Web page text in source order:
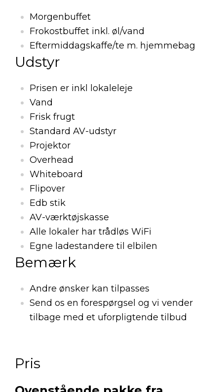
Morgenbuffet
Frokostbuffet inkl. øl/vand
Eftermiddagskaffe/te m. hjemmebag
Udstyr
Prisen er inkl lokaleleje
Vand
Frisk frugt
Standard AV-udstyr
Projektor
Overhead
Whiteboard
Flipover
Edb stik
AV-værktøjskasse
Alle lokaler har trådløs WiFi
Egne ladestandere til elbilen
Bemærk
Andre ønsker kan tilpasses
Send os en forespørgsel og vi vender
tilbage med et uforpligtende tilbud
Pris